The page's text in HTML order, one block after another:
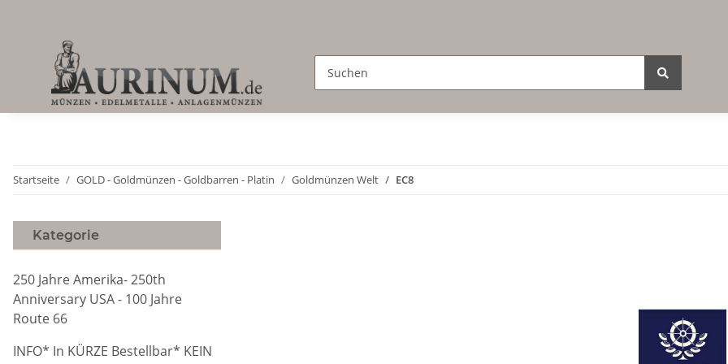
Startseite GOLD - Goldmünzen - Goldbarren - Platin Goldmünzen Welt EC8
Kategorie
250 Jahre Amerika- 250th
Anniversary USA - 100 Jahre
Route 66
INFO* In KÜRZE Bestellbar* KEIN